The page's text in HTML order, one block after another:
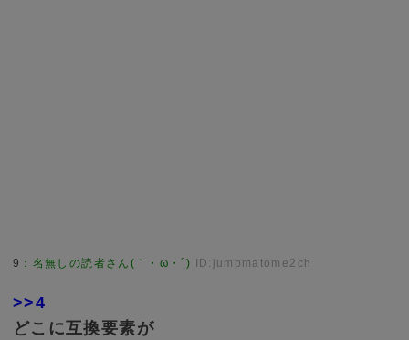
9 ： 名無しの読者さん(｀・ω・´) ID:jumpmatome2ch
>>4
どこに互換要素が